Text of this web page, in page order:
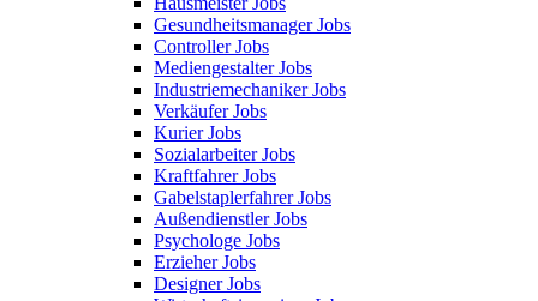
Gesundheitsmanager Jobs
Controller Jobs
Mediengestalter Jobs
Industriemechaniker Jobs
Verkäufer Jobs
Kurier Jobs
Sozialarbeiter Jobs
Kraftfahrer Jobs
Gabelstaplerfahrer Jobs
Außendienstler Jobs
Psychologe Jobs
Erzieher Jobs
Designer Jobs